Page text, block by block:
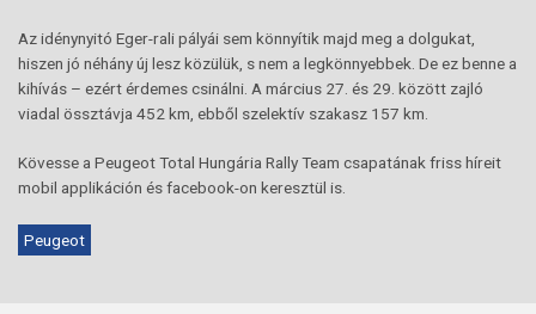
Az idénynyitó Eger-rali pályái sem könnyítik majd meg a dolgukat,
hiszen jó néhány új lesz közülük, s nem a legkönnyebbek. De ez benne a
kihívás – ezért érdemes csinálni. A március 27. és 29. között zajló
viadal össztávja 452 km, ebből szelektív szakasz 157 km.
Kövesse a Peugeot Total Hungária Rally Team csapatának friss híreit
mobil applikáción és facebook-on keresztül is.
Peugeot